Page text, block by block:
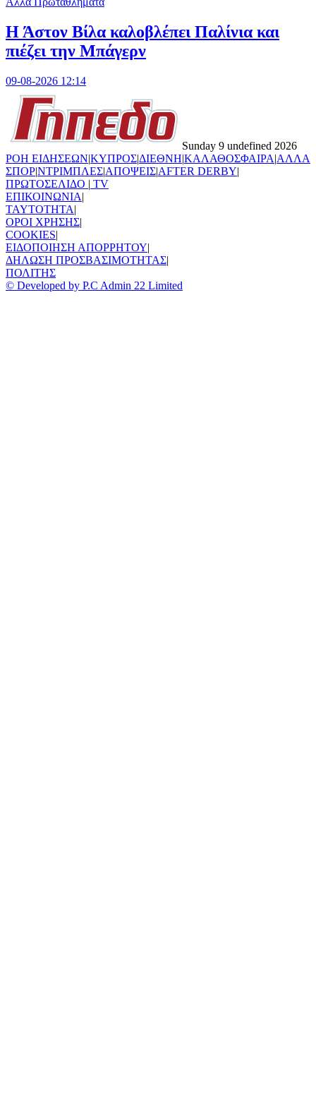
Η Άστον Βίλα καλοβλέπει Παλίνια και
πιέζει την Μπάγερν
09-08-2026 12:14
Sunday 9 undefined 2026
ΡΟΗ ΕΙΔΗΣΕΩΝ|ΚΥΠΡΟΣ|ΔΙΕΘΝΗ|ΚΑΛΑΘΟΣΦΑΙΡΑ|ΑΛΛΑ
ΣΠΟΡ|ΝΤΡΙΜΠΛΕΣ|ΑΠΟΨΕΙΣ|AFTER DERBY|
ΠΡΩΤΟΣΕΛΙΔΟ | TV
ΕΠΙΚΟΙΝΩΝΙΑ|
TAYTOTHTA|
ΟΡΟΙ ΧΡΗΣΗΣ|
COOKIES|
ΕΙΔΟΠΟΙΗΣΗ ΑΠΟΡΡΗΤΟΥ|
ΔΗΛΩΣΗ ΠΡΟΣΒΑΣΙΜΟΤΗΤΑΣ|
ΠΟΛΙΤΗΣ
© Developed by P.C Admin 22 Limited